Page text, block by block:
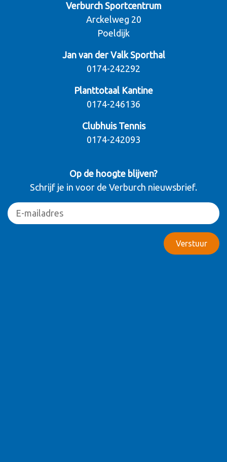
Verburch Sportcentrum
Arckelweg 20
Poeldijk
Jan van der Valk Sporthal
0174-242292
Planttotaal Kantine
0174-246136
Clubhuis Tennis
0174-242093
Op de hoogte blijven?
Schrijf je in voor de Verburch nieuwsbrief.